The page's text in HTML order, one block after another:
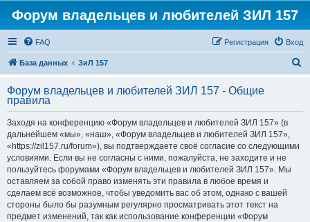
Форум владельцев и любителей ЗИЛ 157
FAQ Вход
Регистрация
База данных ЗиЛ 157
с
Форум владельцев и любителей ЗИЛ 157 - Общие
правила
Заходя на конференцию «Форум владельцев и любителей ЗИЛ 157» (в
дальнейшем «мы», «наш», «Форум владельцев и любителей ЗИЛ 157»,
«https://zil157.ru/forum»), вы подтверждаете своё согласие со следующими
условиями. Если вы не согласны с ними, пожалуйста, не заходите и не
пользуйтесь форумами «Форум владельцев и любителей ЗИЛ 157». Мы
оставляем за собой право изменять эти правила в любое время и
сделаем всё возможное, чтобы уведомить вас об этом, однако с вашей
стороны было бы разумным регулярно просматривать этот текст на
предмет изменений, так как использование конференции «Форум